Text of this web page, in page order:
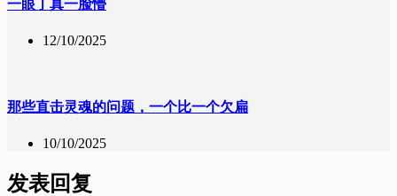
一眼丁真一脸懵
12/10/2025
那些直击灵魂的问题，一个比一个欠扁
10/10/2025
发表回复